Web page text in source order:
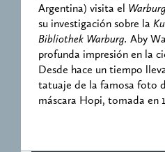
Argentina) visita el
su investigación sobre la
Bibliothek Warburg. Aby
profunda impresión en la
Desde hace un tiempo
tatuaje de la famosa foto
máscara Hopi, tomada en